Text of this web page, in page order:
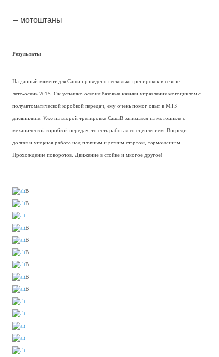
— мотоштаны
Результаты
На данный момент для Саши проведено несколько тренировок в сезоне
лето-осень 2015. Он успешно освоил базовые навыки управления мотоциклом с
полуавтоматической коробкой передач, ему очень помог опыт в МТБ
дисциплине. Уже на второй тренировке СашаВ занимался на мотоцикле с
механической коробкой передач, то есть работал со сцеплением. Впереди
долгая и упорная работа над плавным и резким стартом, торможением.
Прохождение поворотов. Движение в стойке и многое другое!
В
В
В
В
В
В
В
В